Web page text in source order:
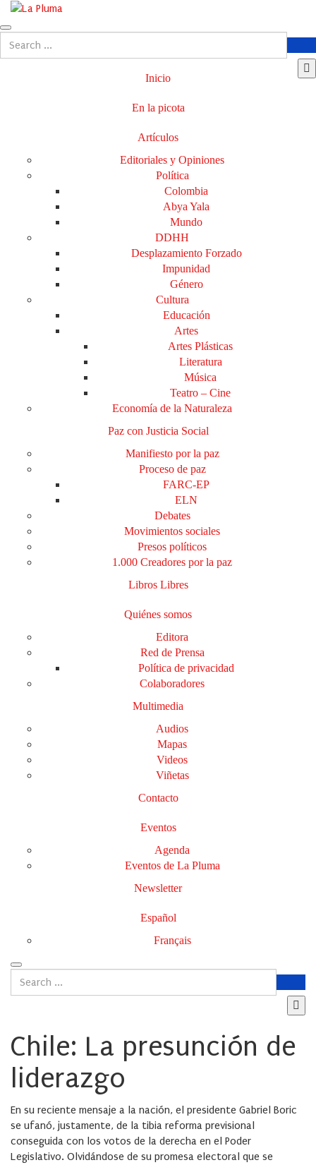
Inicio
En la picota
Artículos
Editoriales y Opiniones
Política
Colombia
Abya Yala
Mundo
DDHH
Desplazamiento Forzado
Impunidad
Género
Cultura
Educación
Artes
Artes Plásticas
Literatura
Música
Teatro – Cine
Economía de la Naturaleza
Paz con Justicia Social
Manifiesto por la paz
Proceso de paz
FARC-EP
ELN
Debates
Movimientos sociales
Presos políticos
1.000 Creadores por la paz
Libros Libres
Quiénes somos
Editora
Red de Prensa
Política de privacidad
Colaboradores
Multimedia
Audios
Mapas
Videos
Viñetas
Contacto
Eventos
Agenda
Eventos de La Pluma
Newsletter
Español
Français
Chile: La presunción de
liderazgo
En su reciente mensaje a la nación, el presidente Gabriel Boric
se ufanó, justamente, de la tibia reforma previsional
conseguida con los votos de la derecha en el Poder
Legislativo. Olvidándose de su promesa electoral que se